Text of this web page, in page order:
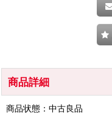
商品詳細
商品状態：中古良品